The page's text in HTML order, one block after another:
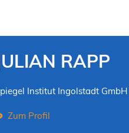
RAPP
Institut Ingolstadt GmbH
Zum Profil